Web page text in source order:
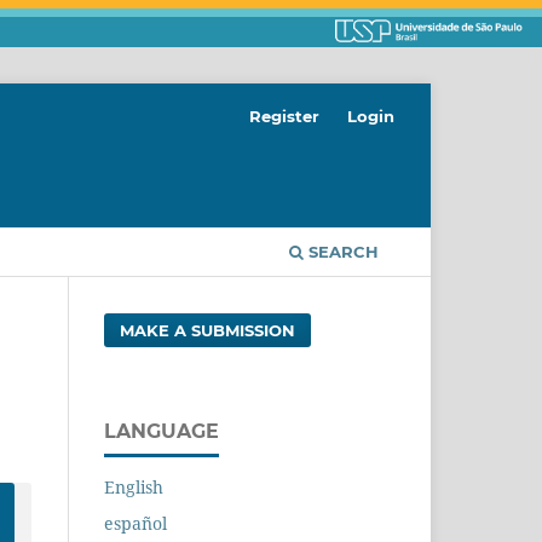
SEARCH
Register Login
MAKE A SUBMISSION
LANGUAGE
English
español